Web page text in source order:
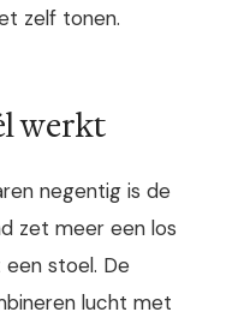
zelf tonen.
werkt
negentig is de
zet meer een los
stoel. De
lucht met